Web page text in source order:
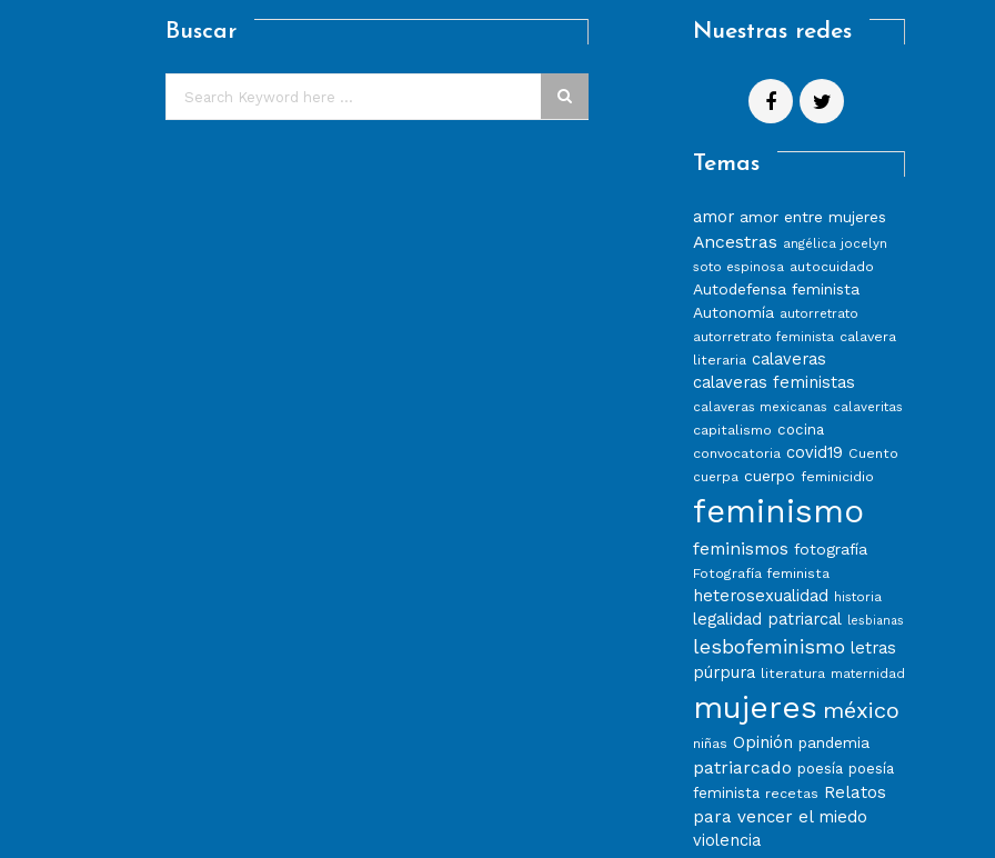
Buscar Nuestras redes
Temas
amor amor entre mujeres
Ancestras angélica jocelyn
soto espinosa autocuidado
Autodefensa feminista
Autonomía autorretrato
autorretrato feminista calavera
literaria calaveras
calaveras feministas
calaveras mexicanas calaveritas
capitalismo cocina
convocatoria covid19 Cuento
cuerpa cuerpo feminicidio
feminismo
feminismos fotografía
Fotografía feminista
heterosexualidad historia
legalidad patriarcal lesbianas
lesbofeminismo letras
púrpura literatura maternidad
mujeres méxico
niñas Opinión pandemia
patriarcado poesía poesía
feminista recetas Relatos
para vencer el miedo
violencia